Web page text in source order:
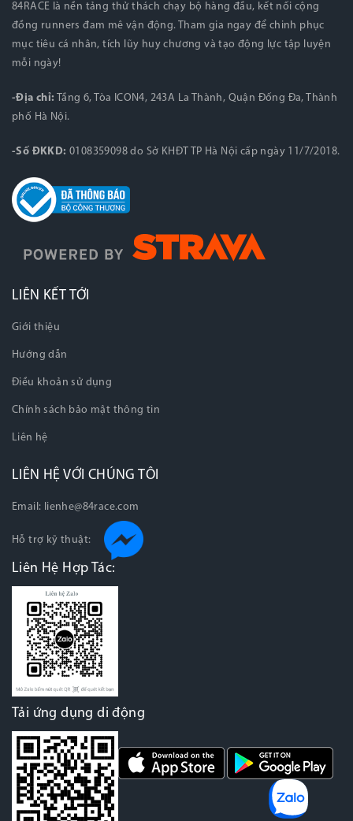
84RACE là nền tảng thử thách chạy bộ hàng đầu, kết nối cộng
đồng runners đam mê vận động. Tham gia ngay để chinh phục
mục tiêu cá nhân, tích lũy huy chương và tạo động lực tập luyện
mỗi ngày!
-Địa chỉ: Tầng 6, Tòa ICON4, 243A La Thành, Quận Đống Đa, Thành
phố Hà Nội.
-Số ĐKKD: 0108359098 do Sở KHĐT TP Hà Nội cấp ngày 11/7/2018.
LIÊN KẾT TỚI
Giới thiệu
Hướng dẫn
Điều khoản sử dụng
Chính sách bảo mật thông tin
Liên hệ
LIÊN HỆ VỚI CHÚNG TÔI
Email: lienhe@84race.com
Hỗ trợ kỹ thuật:
Liên Hệ Hợp Tác:
Tải ứng dụng di động